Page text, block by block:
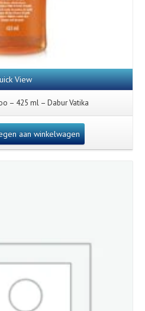
View
– 425 ml – Dabur Vatika
aan winkelwagen